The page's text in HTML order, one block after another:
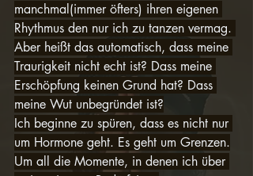
manchmal(immer öfters) ihren eigenen
Rhythmus den nur ich zu tanzen vermag.
Aber heißt das automatisch, dass meine
Traurigkeit nicht echt ist? Dass meine
Erschöpfung keinen Grund hat? Dass
meine Wut unbegründet ist?
Ich beginne zu spüren, dass es nicht nur
um Hormone geht. Es geht um Grenzen.
Um all die Momente, in denen ich über